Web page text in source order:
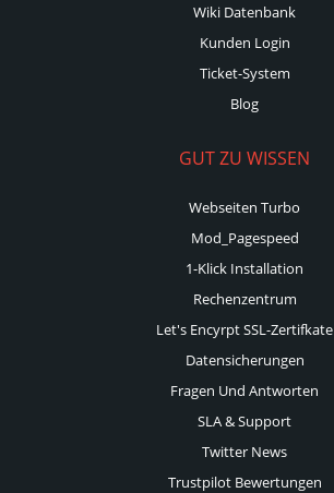
Wiki Datenbank
Kunden Login
Ticket-System
Blog
GUT ZU WISSEN
Webseiten Turbo
Mod_Pagespeed
1-Klick Installation
Rechenzentrum
Let's Encyrpt SSL-Zertifkate
Datensicherungen
Fragen Und Antworten
SLA & Support
Twitter News
Trustpilot Bewertungen